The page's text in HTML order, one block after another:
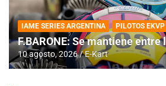
IAME SERIES ARGENTINA PILOTOS EKVP
F.BARONE: Se mantiene
10 agosto, 2026 E-Kart